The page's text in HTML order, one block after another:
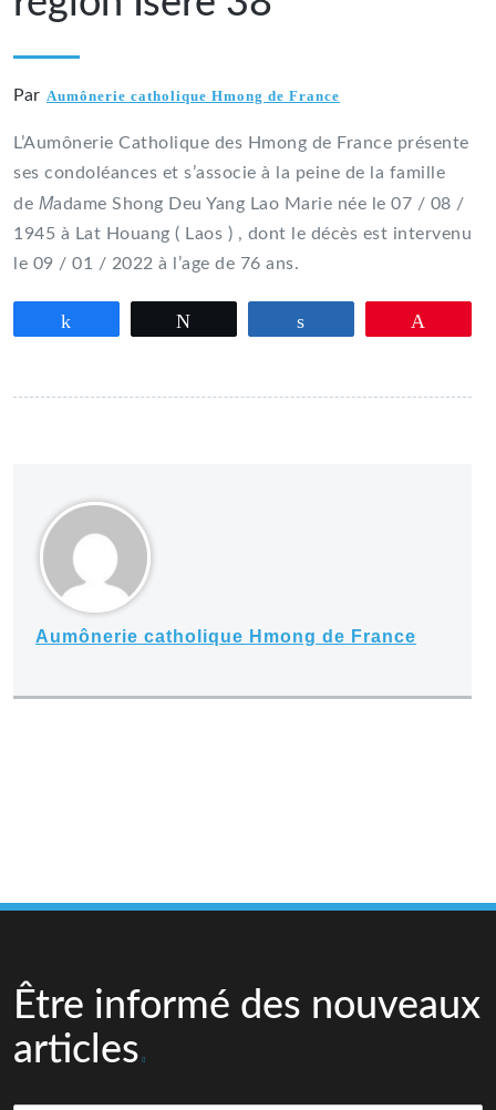
Par Aumônerie catholique Hmong de France
L’Aumônerie Catholique des Hmong de France présente
ses condoléances et s’associe à la peine de la famille
de Madame Shong Deu Yang Lao Marie née le 07 / 08 /
1945 à Lat Houang ( Laos ) , dont le décès est intervenu
le 09 / 01 / 2022 à l’age de 76 ans.
Aumônerie catholique Hmong de France
Être informé des nouveaux
articles